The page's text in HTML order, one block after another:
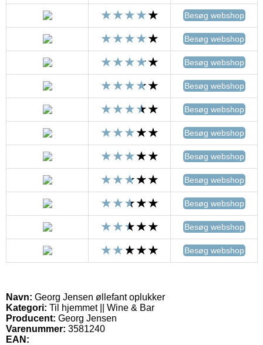
Besøg webshop
Besøg webshop
Besøg webshop
Besøg webshop
Besøg webshop
Besøg webshop
Besøg webshop
Besøg webshop
Besøg webshop
Besøg webshop
Besøg webshop
Navn: Georg Jensen øllefant oplukker
Kategori: Til hjemmet || Wine & Bar
Producent: Georg Jensen
Varenummer: 3581240
EAN: